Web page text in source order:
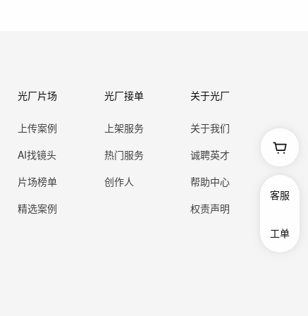
光厂片场
上传案例
AI找镜头
片场榜单
精选案例
光厂接单
上架服务
热门服务
创作人
关于光厂
关于我们
诚聘英才
帮助中心
权责声明
客服
工单